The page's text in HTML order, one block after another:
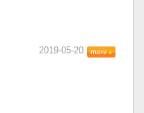
2019-05-20